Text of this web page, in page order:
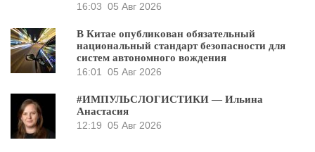
16:03 05 Авг 2026
В Китае опубликован обязательный
национальный стандарт безопасности для
систем автономного вождения
16:01
05 Авг 2026
#ИМПУЛЬСЛОГИСТИКИ — Ильина
Анастасия
12:19 05 Авг 2026